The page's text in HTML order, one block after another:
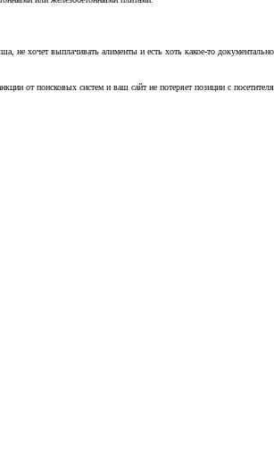
хочет выплачивать алименты и есть хоть какое-то
от поисковых систем и ваш сайт не потеряет позиции с